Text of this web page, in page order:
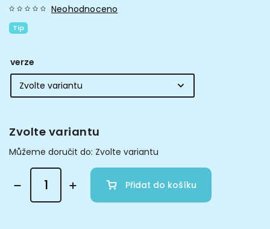
Tip
Neohodnoceno
verze
Zvolte variantu
Můžeme doručit do: Zvolte variantu
Přidat do košíku